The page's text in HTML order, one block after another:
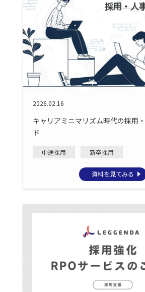
2026.02.16
キャリアミニマリズム時代の採用
ド
中途採用 新卒採用
資料を見てみる